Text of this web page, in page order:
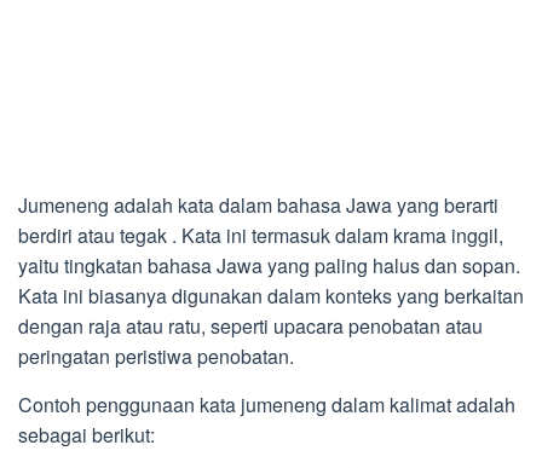
Jumeneng adalah kata dalam bahasa Jawa yang berarti
berdiri atau tegak . Kata ini termasuk dalam krama inggil,
yaitu tingkatan bahasa Jawa yang paling halus dan sopan.
Kata ini biasanya digunakan dalam konteks yang berkaitan
dengan raja atau ratu, seperti upacara penobatan atau
peringatan peristiwa penobatan.
Contoh penggunaan kata jumeneng dalam kalimat adalah
sebagai berikut: